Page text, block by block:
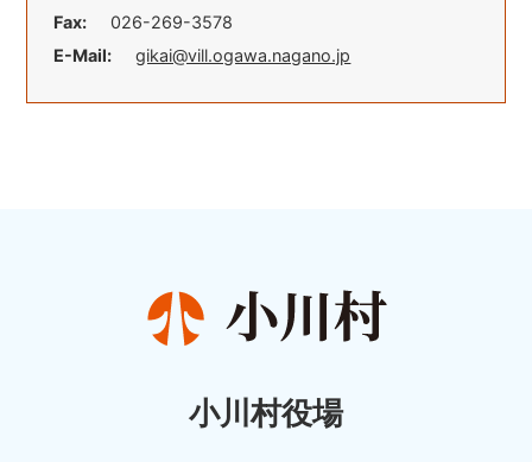
Fax:
026-269-3578
E-Mail:
gikai@vill.ogawa.nagano.jp
小川村役場